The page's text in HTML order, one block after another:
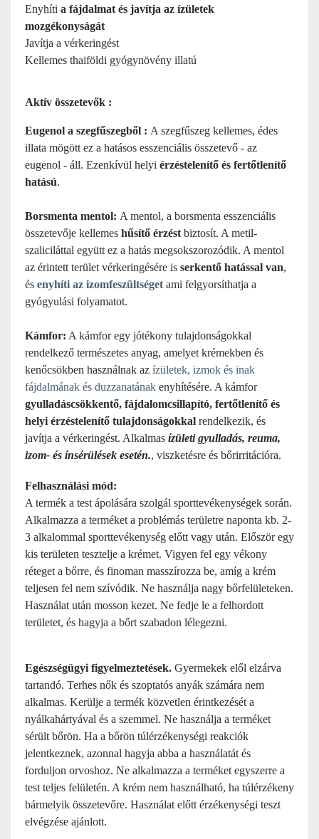
Enyhíti a fájdalmat és javítja az ízületek
mozgékonyságát
Javítja a vérkeringést
Kellemes thaiföldi gyógynövény illatú
Aktív összetevők :
Eugenol a szegfűszegből : A szegfűszeg kellemes, édes
illata mögött ez a hatásos esszenciális összetevő - az
eugenol - áll. Ezenkívül helyi érzéstelenítő és fertőtlenítő
hatású.
Borsmenta mentol: A mentol, a borsmenta esszenciális
összetevője kellemes hűsítő érzést biztosít. A metil-
szaliciláttal együtt ez a hatás megsokszorozódik. A mentol
az érintett terület vérkeringésére is serkentő hatással van,
és enyhíti az izomfeszültséget ami felgyorsíthatja a
gyógyulási folyamatot.
Kámfor: A kámfor egy jótékony tulajdonságokkal
rendelkező természetes anyag, amelyet krémekben és
kenőcsökben használnak az ízületek, izmok és inak
fájdalmának és duzzanatának enyhítésére. A kámfor
gyulladáscsökkentő, fájdalomcsillapító, fertőtlenítő és
helyi érzéstelenítő tulajdonságokkal rendelkezik, és
javítja a vérkeringést. Alkalmas ízületi gyulladás, reuma,
izom- és ínsérülések esetén., viszketésre és bőrirritációra.
Felhasználási mód:
A termék a test ápolására szolgál sporttevékenységek során.
Alkalmazza a terméket a problémás területre naponta kb. 2-
3 alkalommal sporttevékenység előtt vagy után. Először egy
kis területen tesztelje a krémet. Vigyen fel egy vékony
réteget a bőrre, és finoman masszírozza be, amíg a krém
teljesen fel nem szívódik. Ne használja nagy bőrfelületeken.
Használat után mosson kezet. Ne fedje le a felhordott
területet, és hagyja a bőrt szabadon lélegezni.
Egészségügyi figyelmeztetések. Gyermekek elől elzárva
tartandó. Terhes nők és szoptatós anyák számára nem
alkalmas. Kerülje a termék közvetlen érintkezését a
nyálkahártyával és a szemmel. Ne használja a terméket
sérült bőrön. Ha a bőrön túlérzékenységi reakciók
jelentkeznek, azonnal hagyja abba a használatát és
forduljon orvoshoz. Ne alkalmazza a terméket egyszerre a
test teljes felületén. A krém nem használható, ha túlérzékeny
bármelyik összetevőre. Használat előtt érzékenységi teszt
elvégzése ajánlott.